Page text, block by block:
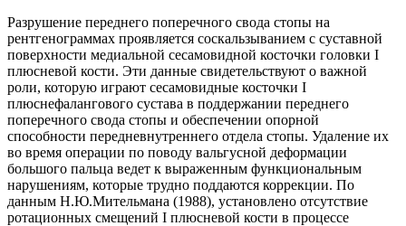
Разрушение переднего поперечного свода стопы на
рентгенограммах проявляется соскальзыванием с суставной
поверхности медиальной сесамовидной косточки головки I
плюсневой кости. Эти данные свидетельствуют о важной
роли, которую играют сесамовидные косточки I
плюснефалангового сустава в поддержании переднего
поперечного свода стопы и обеспечении опорной
способности передневнутреннего отдела стопы. Удаление их
во время операции по поводу вальгусной деформации
большого пальца ведет к выраженным функциональным
нарушениям, которые трудно поддаются коррекции. По
данным Н.Ю.Мительмана (1988), установлено отсутствие
ротационных смещений I плюсневой кости в процессе